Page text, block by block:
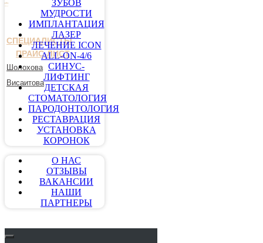
СПЕЦИАЛИСТЫ
ПРАЙС-ЛИСТ
Шолохова
Висаитова
ЗУБОВ
МУДРОСТИ
ИМПЛАНТАЦИЯ
ЛАЗЕР
ЛЕЧЕНИЕ ICON
ALL-ON-4/6
СИНУС-
ЛИФТИНГ
ДЕТСКАЯ
СТОМАТОЛОГИЯ
ПАРОДОНТОЛОГИЯ
РЕСТАВРАЦИЯ
УСТАНОВКА
КОРОНОК
О НАС
ОТЗЫВЫ
ВАКАНСИИ
НАШИ
ПАРТНЕРЫ